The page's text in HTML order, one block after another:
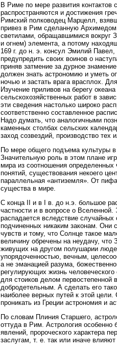
В Риме по мере развития контактов
распространяются и достижения
Римский полководец Марцелл,
привез в Рим сделанную
светилами, обращавшимися вокруг
и огнем) элемента, а потому
169 г. до н. э. консул Эмилий
предупредить своих воинов о
приняв затмение за дурное
должен знать астрономию и уметь
ночью и застать врага врасплох.
Изучение приливов на берегу
сельскохозяйственных работ в
эти сведения настолько широко
соответственно составленное
Надо думать, что аналогичными
каменных столбах сельских
заход созвездий, производство тех
По мере общего подъема культуры
Значительную роль в этом плане
мира из соотношения
понятий, существования некоего
параллельная «антиземля». От
существа в мире.
С конца II и в I в. до н.э. большое
частности и в вопросе о
распадается вследствие
подчиненных никаким законам. Они
чувств и тому, что Солнце такое
величину обречены на неудачу, что
живущих на другом полушарии
упорядоченностью, вечным,
а не эманацией разума,
регулирующих жизнь
для стоиков делом первостепенной
добродетельным. А сделать его
наиболее верных путей к этой
проникать из Греции астрономия и
По словам Плиния Старшего,
оттуда в Рим. Астрология особенно
явлений, пророческого характера
заслугам, т. е. так или иначе